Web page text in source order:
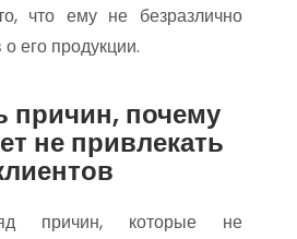
что ему не безразлично
его продукции.
причин, почему
не привлекать
причин, которые не